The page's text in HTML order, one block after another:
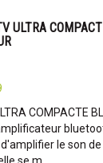
ULTRA
COMPACTE
le son